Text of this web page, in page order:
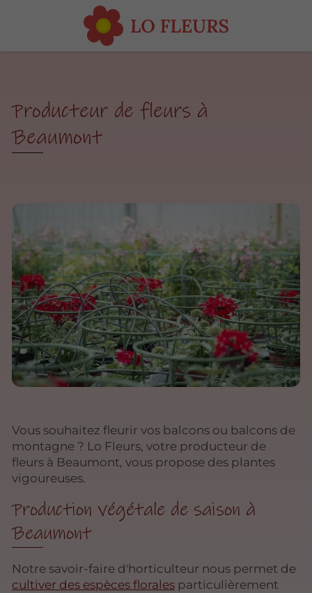
Producteur de fleurs à
Beaumont
Vous souhaitez fleurir vos balcons ou balcons de
montagne ? Lo Fleurs, votre producteur de
fleurs à Beaumont, vous propose des plantes
vigoureuses.
Production végétale de saison à
Beaumont
Notre savoir-faire d'horticulteur nous permet de
cultiver des espèces florales particulièrement